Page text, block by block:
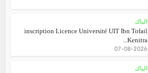
الباك
inscription Licence Université UIT Ibn Tofail
Kenitra...
07-08-2026
الباك